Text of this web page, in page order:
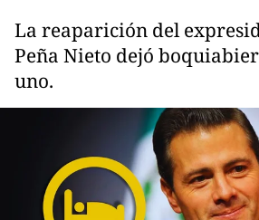
La reaparición del
Peña Nieto dejó
uno.